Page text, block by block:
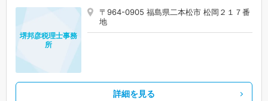
〒964-0905 福島県二本松市 松岡２１７番
地
堺邦彦税理士事務
所
詳細を見る